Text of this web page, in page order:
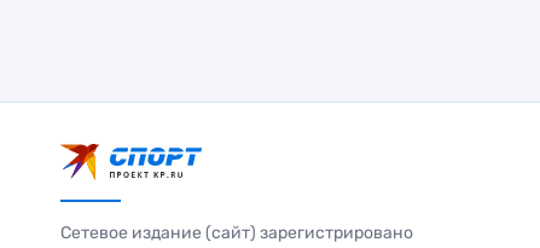
Сетевое издание (сайт) зарегистрировано